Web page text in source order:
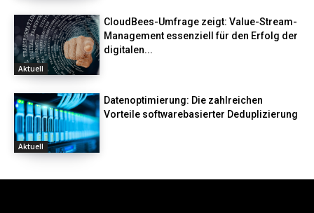
Aktuell
CloudBees-Umfrage zeigt: Value-Stream-
Management essenziell für den Erfolg der
digitalen...
Aktuell
Datenoptimierung: Die zahlreichen
Vorteile softwarebasierter Deduplizierung